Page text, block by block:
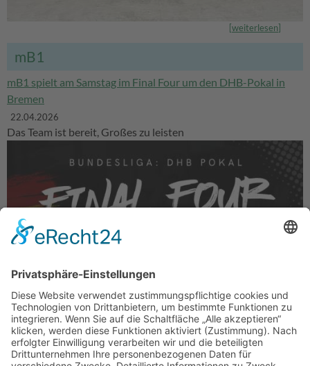
[weiterlesen]
mB1
mB1 spielt am Samstag im Final Four um den DHB-Pokal in
Bremen
22.04.2026
Das Team ist bereit, Großes zu leisten